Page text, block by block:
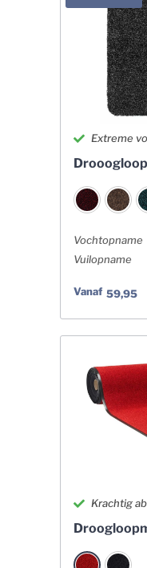
Extreme
Vochtopname
Vuilopname
Vanaf 59,95
Krachtig